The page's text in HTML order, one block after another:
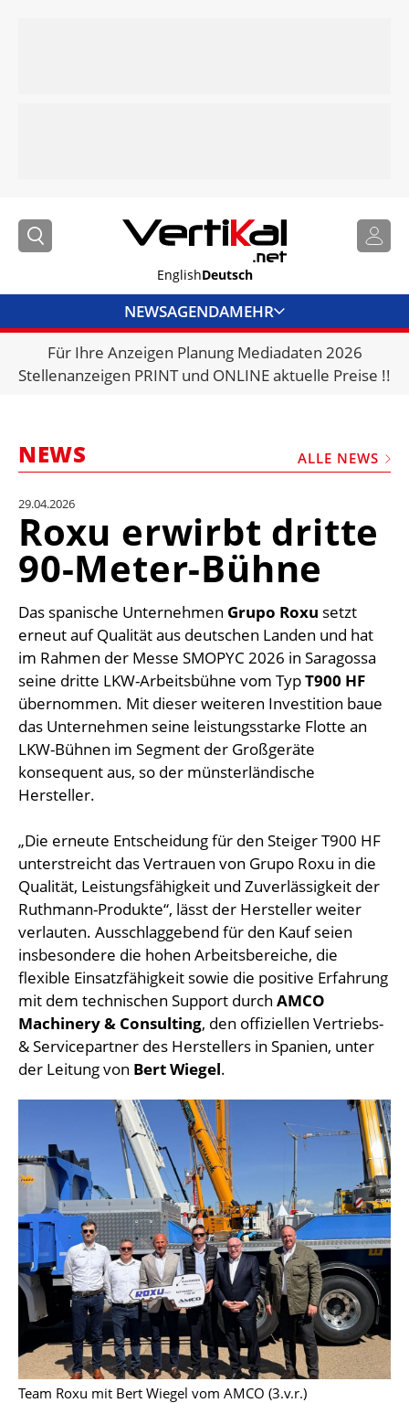
EnglishDeutsch
NEWSAGENDAMEHR
BRANCHENLINKS
VERMIETER
VIDEOS
BIBLIOTHEK
MEDIADATEN
WÄHRUNGSRECHNER
EINHEITENKONVERTER
KONTAKT
Für Ihre Anzeigen Planung Mediadaten 2026
Stellenanzeigen PRINT und ONLINE aktuelle Preise !!
NEWS ALLE NEWS
29.04.2026
Roxu erwirbt dritte
90-Meter-Bühne
Das spanische Unternehmen Grupo Roxu setzt
erneut auf Qualität aus deutschen Landen und hat
im Rahmen der Messe SMOPYC 2026 in Saragossa
seine dritte LKW-Arbeitsbühne vom TypT900 HF
übernommen. Mit dieser weiteren Investition baue
das Unternehmen seine leistungsstarke Flotte an
LKW-Bühnen im Segment der Großgeräte
konsequent aus, so der münsterländische
Hersteller.
„Die erneute Entscheidung für den Steiger T900 HF
unterstreicht das Vertrauen von Grupo Roxu in die
Qualität, Leistungsfähigkeit und Zuverlässigkeit der
Ruthmann-Produkte“, lässt der Hersteller weiter
verlauten. Ausschlaggebend für den Kauf seien
insbesondere die hohen Arbeitsbereiche, die
flexible Einsatzfähigkeit sowie die positive Erfahrung
mit dem technischen Support durch AMCO
Machinery & Consulting, den offiziellen Vertriebs-
& Servicepartner des Herstellers in Spanien, unter
der Leitung von Bert Wiegel.
Team Roxu mit Bert Wiegel vom AMCO (3.v.r.)